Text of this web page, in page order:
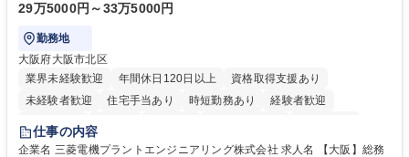
29万5000円～33万5000円
勤務地
大阪府大阪市北区
業界未経験歓迎
年間休日120日以上
資格取得支援あり
未経験者歓迎
住宅手当あり 時短勤務あり
経験者歓迎
退職金あり
駅近5分以内
土日祝休み 服装自由 寮・社宅あり 食事補助あり
仕事の内容
企業名 三菱電機プラントエンジニアリング株式会社 求人名 【大阪】総務